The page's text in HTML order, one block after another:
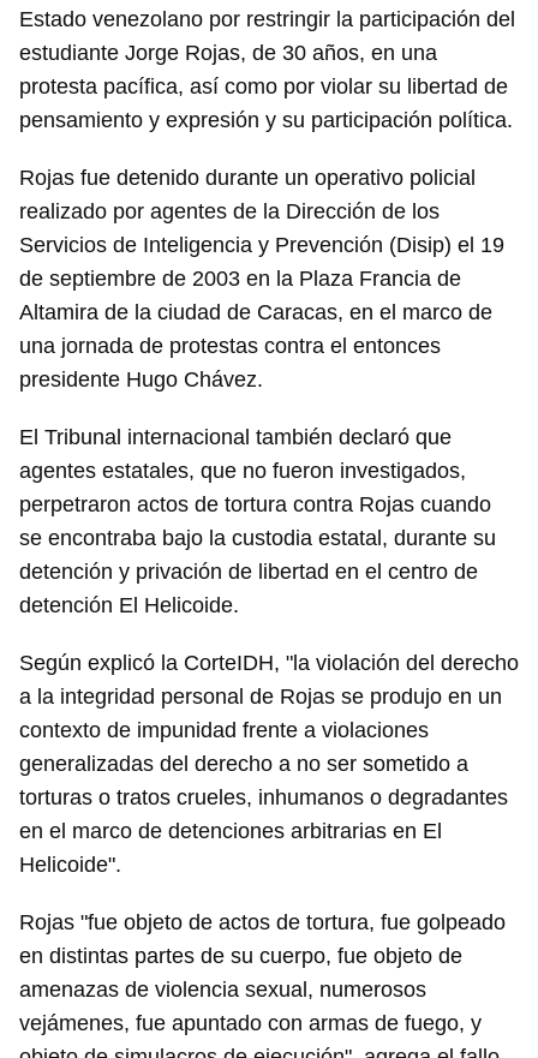
Estado venezolano por restringir la participación del
estudiante Jorge Rojas, de 30 años, en una
protesta pacífica, así como por violar su libertad de
pensamiento y expresión y su participación política.
Rojas fue detenido durante un operativo policial
realizado por agentes de la Dirección de los
Servicios de Inteligencia y Prevención (Disip) el 19
de septiembre de 2003 en la Plaza Francia de
Altamira de la ciudad de Caracas, en el marco de
una jornada de protestas contra el entonces
presidente Hugo Chávez.
El Tribunal internacional también declaró que
agentes estatales, que no fueron investigados,
perpetraron actos de tortura contra Rojas cuando
se encontraba bajo la custodia estatal, durante su
detención y privación de libertad en el centro de
detención El Helicoide.
Según explicó la CorteIDH, "la violación del derecho
a la integridad personal de Rojas se produjo en un
contexto de impunidad frente a violaciones
generalizadas del derecho a no ser sometido a
torturas o tratos crueles, inhumanos o degradantes
en el marco de detenciones arbitrarias en El
Helicoide".
Rojas "fue objeto de actos de tortura, fue golpeado
en distintas partes de su cuerpo, fue objeto de
amenazas de violencia sexual, numerosos
vejámenes, fue apuntado con armas de fuego, y